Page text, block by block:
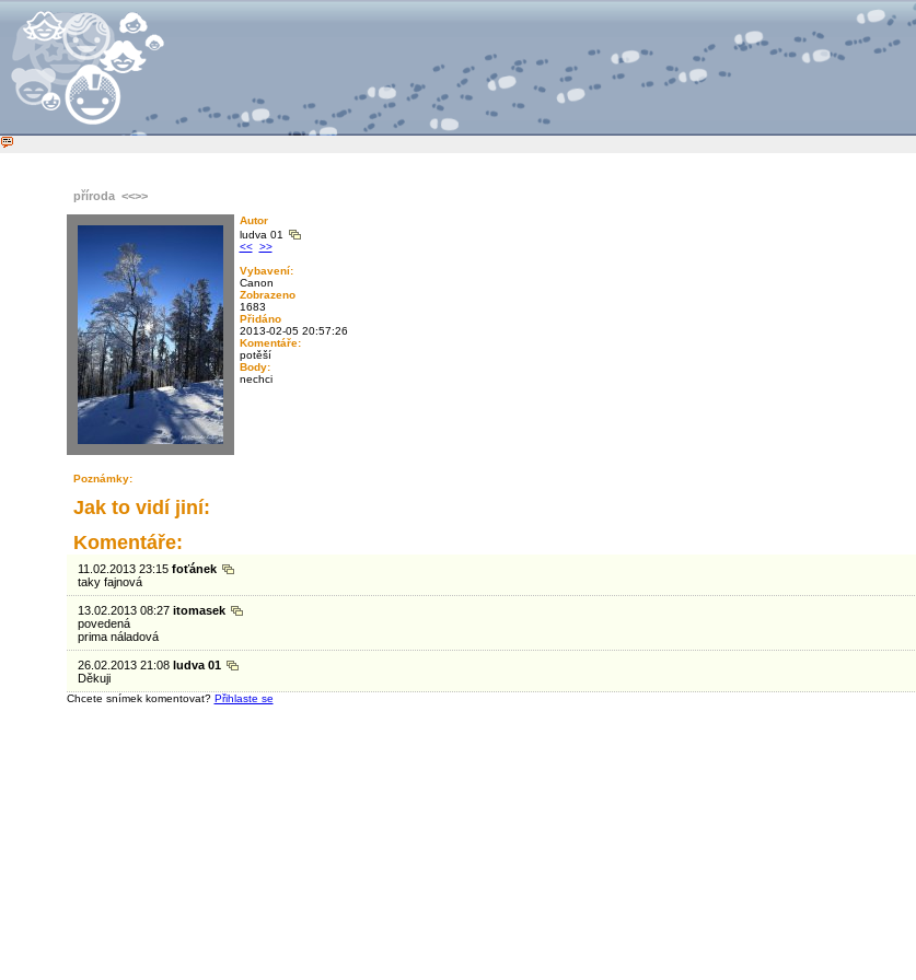
příroda <<>>
Autor
ludva 01
<< >>
Vybavení:
Canon
Zobrazeno
1683
Přidáno
2013-02-05 20:57:26
Komentáře:
potěší
Body:
nechci
Poznámky:
Jak to vidí jiní:
Komentáře:
11.02.2013 23:15 foťánek
taky fajnová
13.02.2013 08:27 itomasek
povedená
prima náladová
26.02.2013 21:08 ludva 01
Děkuji
Chcete snímek komentovat? Přihlaste se